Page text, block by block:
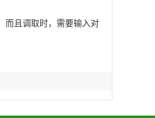
且调取时，需要输入对